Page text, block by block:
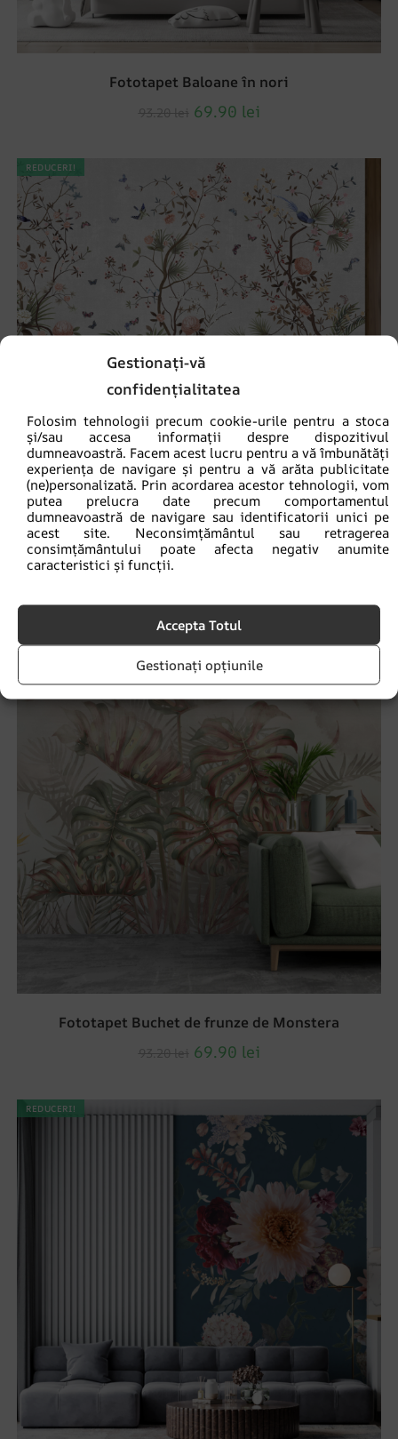
Gestionați-vă
confidențialitatea
Folosim tehnologii precum cookie-urile pentru a stoca
și/sau accesa informații despre dispozitivul
dumneavoastră. Facem acest lucru pentru a vă îmbunătăți
experiența de navigare și pentru a vă arăta publicitate
(ne)personalizată. Prin acordarea acestor tehnologii, vom
putea prelucra date precum comportamentul
dumneavoastră de navigare sau identificatorii unici pe
acest site. Neconsimțământul sau retragerea
consimțământului poate afecta negativ anumite
caracteristici și funcții.
Accepta Totul
Gestionați opțiunile
Fototapet Baloane în nori
69.90 lei
REDUCERI!
Fototapet Grădină exotică
Fototapet Buchet de frunze de Monstera
69.90 lei
REDUCERI!